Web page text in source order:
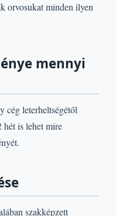
orvosukat minden ilyen
mennyi
cég leterheltségétől
hét is lehet mire
szakképzett